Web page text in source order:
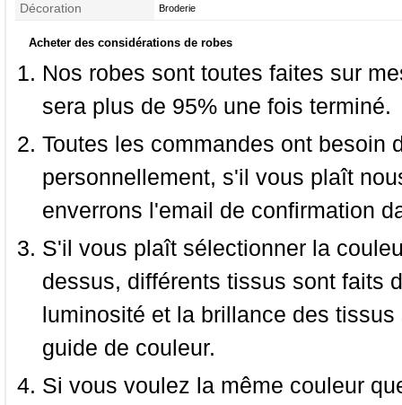
Décoration Broderie
Acheter des considérations de robes
Nos robes sont toutes faites sur
sera plus de 95% une fois terminé.
Toutes les commandes ont besoin
personnellement, s'il vous plaît
enverrons l'email de confirmation
S'il vous plaît sélectionner la
dessus, différents tissus sont faits
luminosité et la brillance des
guide de couleur.
Si vous voulez la même couleur